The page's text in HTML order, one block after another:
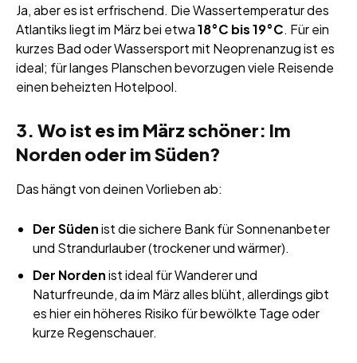
Ja, aber es ist erfrischend. Die Wassertemperatur des
Atlantiks liegt im März bei etwa18°C bis 19°C. Für ein
kurzes Bad oder Wassersport mit Neoprenanzug ist es
ideal; für langes Planschen bevorzugen viele Reisende
einen beheizten Hotelpool.
3. Wo ist es im März schöner: Im
Norden oder im Süden?
Das hängt von deinen Vorlieben ab:
Der Südenist die sichere Bank für Sonnenanbeter
und Strandurlauber (trockener und wärmer).
Der Nordenist ideal für Wanderer und
Naturfreunde, da im März alles blüht, allerdings gibt
es hier ein höheres Risiko für bewölkte Tage oder
kurze Regenschauer.